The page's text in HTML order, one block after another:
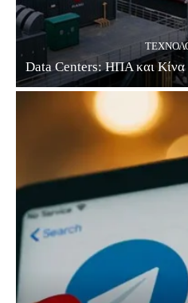
Data Centers: ΗΠΑ και Κίνα